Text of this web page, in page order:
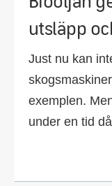
utsläpp
Just nu kan
exemplen.
under en tid